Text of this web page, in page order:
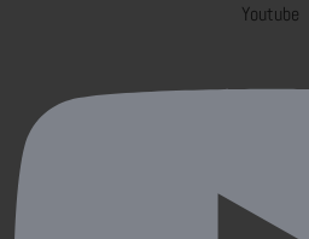
Youtube